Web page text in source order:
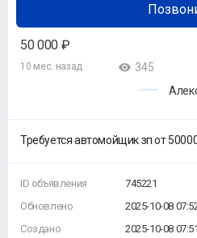
50 000 ₽
10 мес. назад 345
Требуется автомойщик зп от
ID объявления
Обновлено
Создано
745221
2025-10-08
2025-10-08